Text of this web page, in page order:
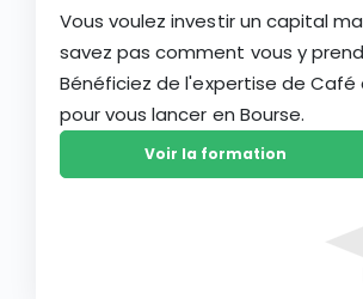
Vous voulez investir un capital
savez pas comment vous y
Bénéficiez de l'expertise de Café
pour vous lancer en Bourse.
Voir la formation